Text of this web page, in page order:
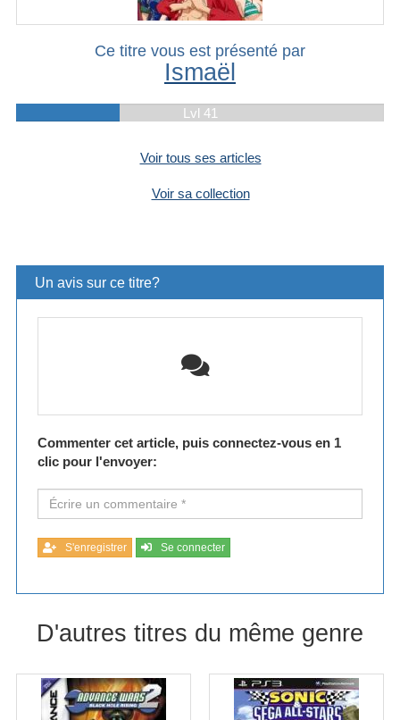
Ce titre vous est présenté par
Ismaël
Lvl 41
Voir tous ses articles
Voir sa collection
Un avis sur ce titre?
Commenter cet article, puis connectez-vous en 1
clic pour l'envoyer:
S'enregistrer Se connecter
D'autres titres du même genre